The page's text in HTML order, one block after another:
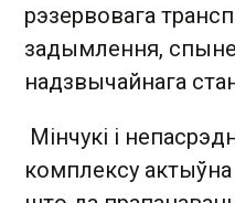
рэзервовага
задымлення,
надзвычайнага
Мінчукі і
комплексу